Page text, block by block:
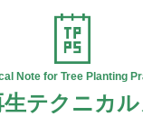
Note for Tree Planting
テクニカル